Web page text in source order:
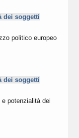
dei soggetti
politico europeo
dei soggetti
potenzialità dei